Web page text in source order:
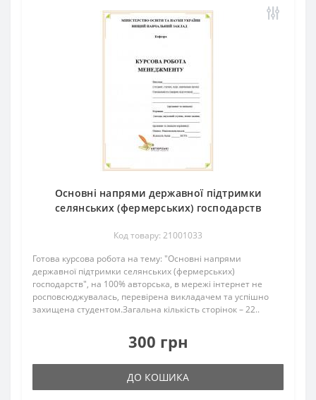
Основні напрями державної підтримки
селянських (фермерських) господарств
Код товару: 21001033
Готова курсова робота на тему: "Основні напрями
державної підтримки селянських (фермерських)
господарств", на 100% авторська, в мережі інтернет не
росповсюджувалась, перевірена викладачем та успішно
захищена студентом.Загальна кількість сторінок – 22..
300 грн
ДО КОШИКА